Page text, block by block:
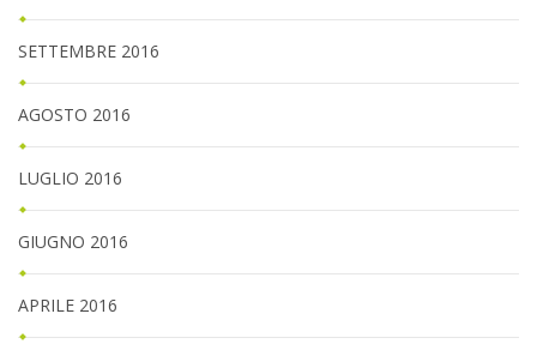
SETTEMBRE 2016
AGOSTO 2016
LUGLIO 2016
GIUGNO 2016
APRILE 2016